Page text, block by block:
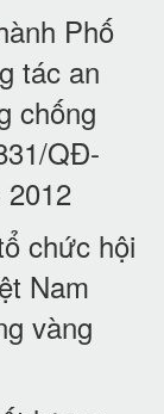
Phố
tác an
chống
QĐ-
2012
chức hội
Nam
vàng